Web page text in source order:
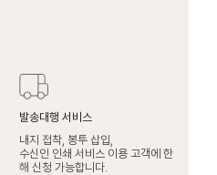
발송대행 서비스
내지 접착, 봉투 삽입,
수신인 인쇄 서비스 이용 고객에 한
해 신청 가능합니다.